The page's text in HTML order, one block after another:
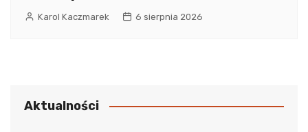
Karol Kaczmarek 6 sierpnia 2026
Aktualności